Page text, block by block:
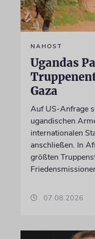
NAHOST
Ugandas
Gaza
Auf US-Anfrage
ugandischen
internationalen
anschließen. In
größten
07.08.2026